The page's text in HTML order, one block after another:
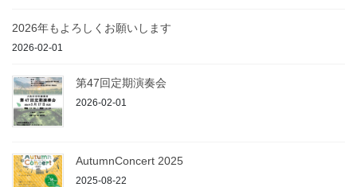
2026年もよろしくお願いします
2026-02-01
第47回定期演奏会
2026-02-01
AutumnConcert 2025
2025-08-22